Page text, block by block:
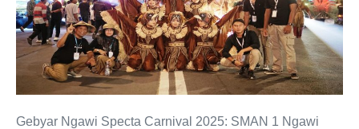
2025:
“Marsudi
Ngelmu
Tani”
Antarkan
SMAN
Gebyar Ngawi Specta Carnival 2025: SMAN 1 Ngawi